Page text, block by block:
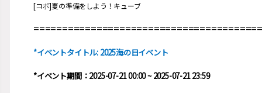
[コボ]夏の準備をしよう！キューブ
*イベントタイトル: 2025海の日イベント
*イベント期間：2025-07-21 00:00 ~ 2025-07-21 23:59